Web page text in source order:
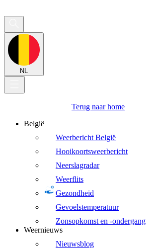
NL
Terug naar home
België
Weerbericht België
Hooikoortsweerbericht
Neerslagradar
Weerflits
Gezondheid
Gevoelstemperatuur
Zonsopkomst en -ondergang
Weernieuws
Nieuwsblog